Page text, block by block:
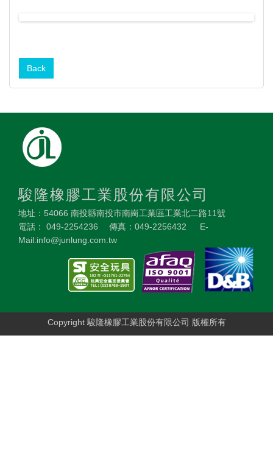
駿隆橡膠工業股份有限公司
地址：54066 南投縣南投市南崗工業區工業北二路11號
電話： 049-2254236 傳真：049-2256432 E-
Mail:info@junlung.com.tw
Copyright 駿隆橡膠工業股份有限公司 版權所有